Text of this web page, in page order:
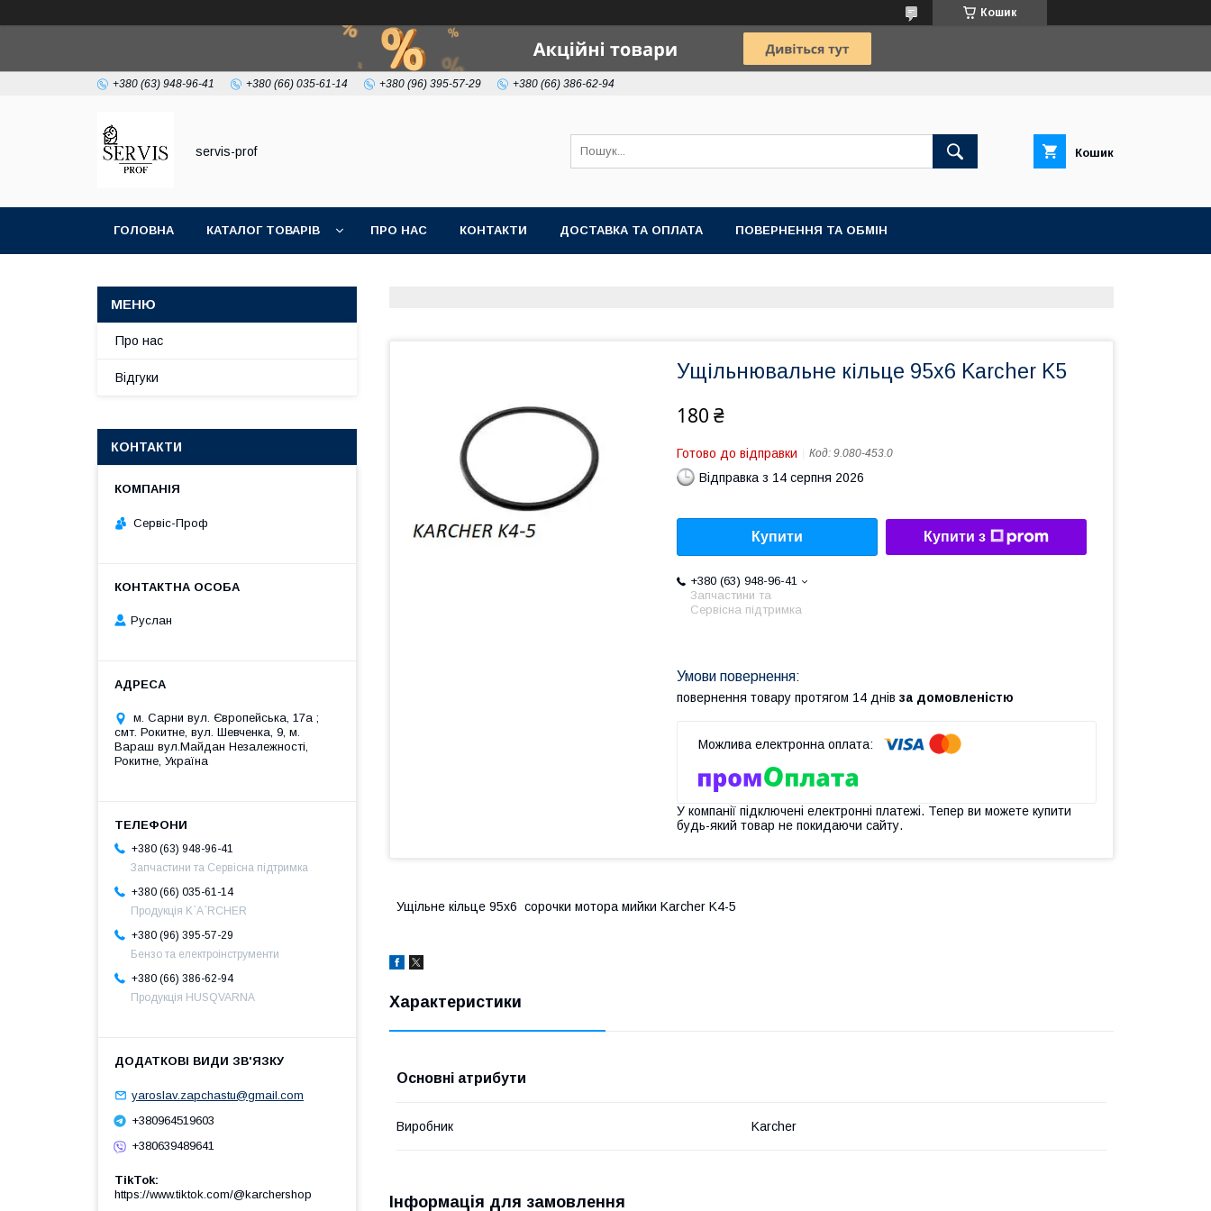
Кошик
+380 (63) 948-96-41 +380 (66) 035-61-14 +380 (96) 395-57-29 +380 (66) 386-62-94
servis-prof Кошик
ГОЛОВНА КАТАЛОГ ТОВАРІВ ПРО НАС КОНТАКТИ ДОСТАВКА ТА ОПЛАТА ПОВЕРНЕННЯ ТА ОБМІН
Ущільнювальне кільце 95x6 Karcher K5
180 ₴
Готово до відправки Код: 9.080-453.0
Відправка з 14 серпня 2026
Купити Купити з
+380 (63) 948-96-41
Запчастини та
Сервісна підтримка
повернення товару протягом 14 днів за домовленістю
У компанії підключені електронні платежі. Тепер ви можете купити
будь-який товар не покидаючи сайту.
Ущільне кільце 95x6 сорочки мотора мийки Karcher K4-5
Характеристики
Основні атрибути
Виробник Karcher
Інформація для замовлення
Про нас
Відгуки
КОНТАКТИ
Сервіс-Проф
Руслан
м. Сарни вул. Європейська, 17а ;
смт. Рокитне, вул. Шевченка, 9, м.
Вараш вул.Майдан Незалежності,
Рокитне, Україна
+380 (63) 948-96-41
Запчастини та Сервісна підтримка
+380 (66) 035-61-14
Продукція K`A`RCHER
+380 (96) 395-57-29
Бензо та електроінструменти
+380 (66) 386-62-94
Продукція HUSQVARNA
yaroslav.zapchastu@gmail.com
+380964519603
+380639489641
TikTok
https://www.tiktok.com/@karchershop